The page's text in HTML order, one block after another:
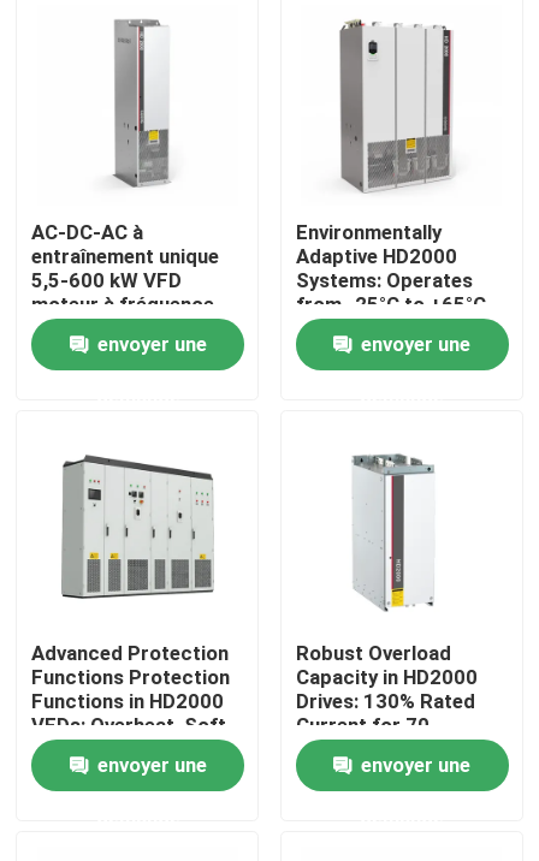
À la maison
Produits
À propos de nous
Visite de l'usine
Contrôle de la qualité
Nous contacter
Nouvelles
AC-DC-AC à
entraînement unique
5,5-600 kW VFD
moteur à fréquence
variable pour le levage
envoyer une
Environmentally
Adaptive HD2000
Systems: Operates
from -25°C to +65°C
and Humidity Up to
85%
envoyer une
Advanced Protection
Functions Protection
Functions in HD2000
VFDs: Overheat, Soft-
Start, and IGBT Safety
envoyer une
Robust Overload
Capacity in HD2000
Drives: 130% Rated
Current for 70
Seconds
envoyer une